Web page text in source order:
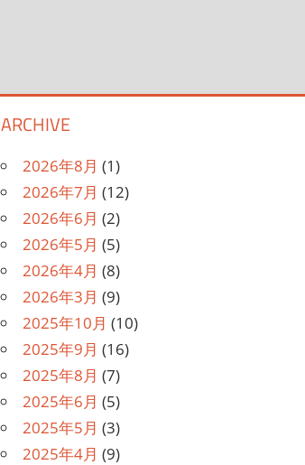
ARCHIVE
2026年8月 (1)
2026年7月 (12)
2026年6月 (2)
2026年5月 (5)
2026年4月 (8)
2026年3月 (9)
2025年10月 (10)
2025年9月 (16)
2025年8月 (7)
2025年6月 (5)
2025年5月 (3)
2025年4月 (9)